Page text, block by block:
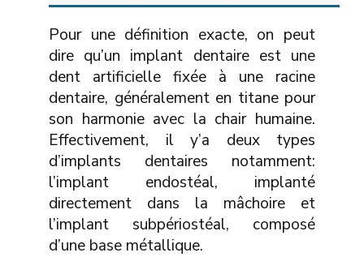
Pour une définition exacte, on peut
dire qu’un implant dentaire est une
dent artificielle fixée à une racine
dentaire, généralement en titane pour
son harmonie avec la chair humaine.
Effectivement, il y’a deux types
d’implants dentaires notamment:
l’implant endostéal, implanté
directement dans la mâchoire et
l’implant subpériostéal, composé
d’une base métallique.